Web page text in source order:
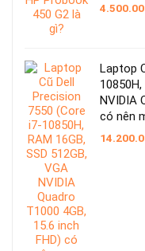
Laptop
10850H,
NVIDIA
có nên